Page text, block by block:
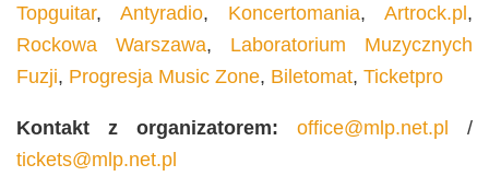
Topguitar, Antyradio, Koncertomania, Artrock.pl,
Rockowa Warszawa, Laboratorium Muzycznych
Fuzji, Progresja Music Zone, Biletomat, Ticketpro
Kontakt z organizatorem: office@mlp.net.pl /
tickets@mlp.net.pl